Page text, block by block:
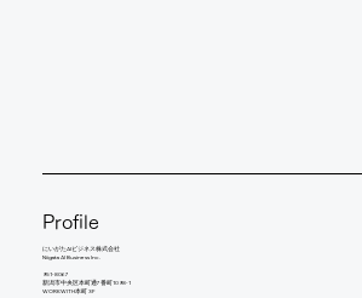
Profile
にいがたAIビジネス株式会社
Niigata AI Business Inc.
951-8067
新潟市中央区本町通7番町1098-1
WORKWITH本町 3F